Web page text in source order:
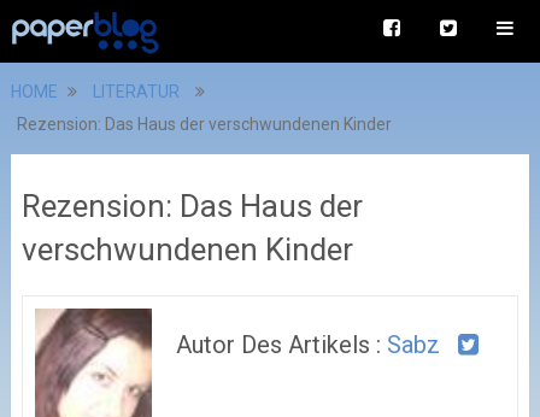
HOME
LITERATUR
Rezension: Das Haus der verschwundenen Kinder
Rezension: Das Haus der
verschwundenen Kinder
Autor Des Artikels : Sabz